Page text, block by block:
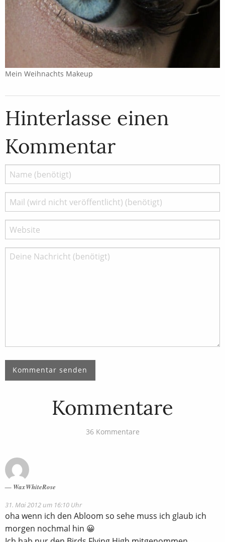
Mein Weihnachts Makeup
Hinterlasse einen
Kommentar
Kommentare
36 Kommentare
WaxWhiteRose
31. Mai 2012 um 16:10 Uhr
oha wenn ich den Abloom so sehe muss ich glaub ich
morgen nochmal hin 😀